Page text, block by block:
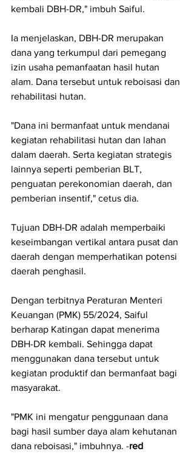
kembali DBH-DR," imbuh Saiful.
Ia menjelaskan, DBH-DR merupakan
dana yang terkumpul dari pemegang
izin usaha pemanfaatan hasil hutan
alam. Dana tersebut untuk reboisasi dan
rehabilitasi hutan.
"Dana ini bermanfaat untuk mendanai
kegiatan rehabilitasi hutan dan lahan
dalam daerah. Serta kegiatan strategis
lainnya seperti pemberian BLT,
penguatan perekonomian daerah, dan
pemberian insentif," cetus dia.
Tujuan DBH-DR adalah memperbaiki
keseimbangan vertikal antara pusat dan
daerah dengan memperhatikan potensi
daerah penghasil.
Dengan terbitnya Peraturan Menteri
Keuangan (PMK) 55/2024, Saiful
berharap Katingan dapat menerima
DBH-DR kembali. Sehingga dapat
menggunakan dana tersebut untuk
kegiatan produktif dan bermanfaat bagi
masyarakat.
"PMK ini mengatur penggunaan dana
bagi hasil sumber daya alam kehutanan
dana reboisasi," imbuhnya. -red